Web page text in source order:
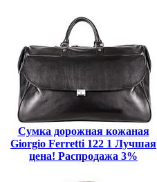
Сумка дорожная кожаная
Giorgio Ferretti 122 1 Лучшая
цена! Распродажа 3%